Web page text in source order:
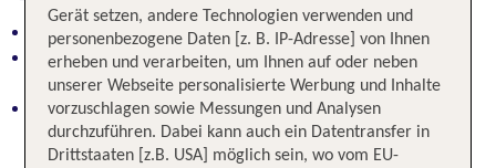
Romantisches Ambiente verzaubert die Gäste
Komfortable Zimmer, kulinarische Köstlichkeiten,
unendliche Freizeitmöglichkeiten
Historisches Hotel, nur wenige Kilometer vom
Stadtzentrum entfernt
Gerät setzen, andere Technologien verwenden und
personenbezogene Daten [z. B. IP-Adresse] von Ihnen
erheben und verarbeiten, um Ihnen auf oder neben
unserer Webseite personalisierte Werbung und Inhalte
vorzuschlagen sowie Messungen und Analysen
durchzuführen. Dabei kann auch ein Datentransfer in
Drittstaaten [z.B. USA] möglich sein, wo vom EU-